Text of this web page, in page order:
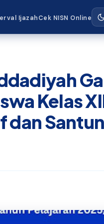
IjazahCek NISN Online
Kelas
dan Santun